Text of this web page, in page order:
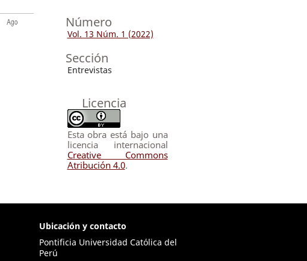
Número
Vol. 13 Núm. 1 (2022)
Sección
Entrevistas
Licencia
Esta obra está bajo una
licencia internacional
Creative Commons
Atribución 4.0.
Ubicación y contacto
Pontificia Universidad Católica del
Perú